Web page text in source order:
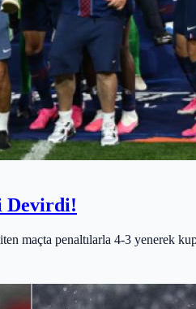
Devirdi!
maçta penaltılarla 4-3 yenerek